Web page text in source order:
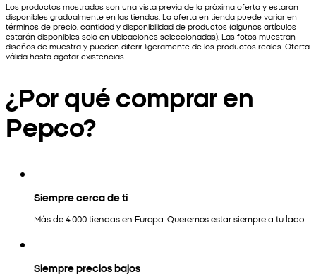
Los productos mostrados son una vista previa de la próxima oferta y estarán
disponibles gradualmente en las tiendas. La oferta en tienda puede variar en
términos de precio, cantidad y disponibilidad de productos (algunos artículos
estarán disponibles solo en ubicaciones seleccionadas). Las fotos muestran
diseños de muestra y pueden diferir ligeramente de los productos reales. Oferta
válida hasta agotar existencias.
¿Por qué comprar en
Pepco?
Siempre cerca de ti
Más de 4.000 tiendas en Europa. Queremos estar siempre a tu lado.
Siempre precios bajos